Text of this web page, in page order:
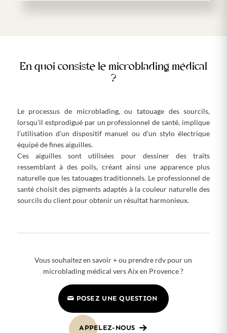
En quoi consiste le microblading médical
?
Le processus de microblading, ou tatouage des sourcils,
lorsqu’il estprodigué par un professionnel de santé, implique
l’utilisation d’un dispositif manuel ou d’un stylo électrique
équipé de fines aiguilles.
Ces aiguilles sont utilisées pour dessiner des traits
ressemblant à des poils, créant ainsi une apparence plus
naturelle que les tatouages traditionnels. Le professionnel de
santé choisit des pigments adaptés à la couleur naturelle des
sourcils du client pour obtenir un résultat harmonieux.
Vous souhaitez en savoir + ou prendre rdv pour un
microblading médical vers Aix en Provence ?
POSEZ UNE QUESTION
APPELEZ-NOUS